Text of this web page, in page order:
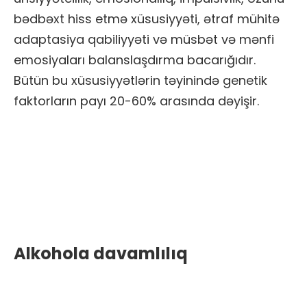
bədbəxt hiss etmə xüsusiyyəti, ətraf mühitə
adaptasiya qabiliyyəti və müsbət və mənfi
emosiyaları balanslaşdırma bacarığıdır.
Bütün bu xüsusiyyətlərin təyinində genetik
faktorların payı 20-60% arasında dəyişir.
Alkohola davamlılıq